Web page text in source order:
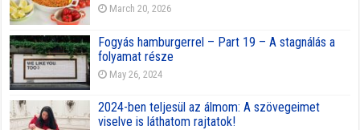
March 20, 2026
Fogyás hamburgerrel – Part 19 – A stagnálás a
folyamat része
May 26, 2024
2024-ben teljesül az álmom: A szövegeimet
viselve is láthatom rajtatok!